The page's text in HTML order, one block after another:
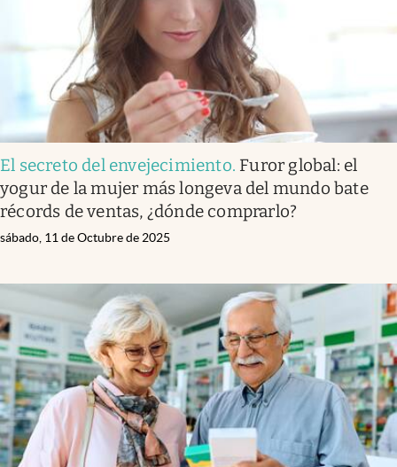
El secreto del envejecimiento. Furor global: el
yogur de la mujer más longeva del mundo bate
récords de ventas, ¿dónde comprarlo?
sábado, 11 de Octubre de 2025